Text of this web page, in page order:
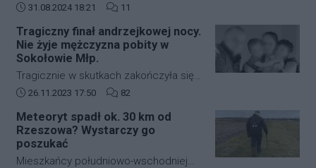
Rodzajów Sił Zbrojnych i wprowadza
strefę ograniczonej lotności EP R125.
duży pożar budynków mieszkalnych w
kardynała Karola Wojtyły na
rzeszowskim osiedlu Biała.
Data dodania artykułu:
31.08.2024 18:21 Liczba komentarzy artykułu:
11
Tragiczny finał andrzejkowej nocy.
Nie żyje mężczyzna pobity w
Sokołowie Młp.
Tragicznie w skutkach zakończyła się
andrzejkowa noc w Sokołowie Młp. W
mężczyzna. Zmarł w drodze do
szpitala.
Data dodania artykułu:
26.11.2023 17:50 Liczba komentarzy artykułu:
82
Meteoryt spadł ok. 30 km od
Rzeszowa? Wystarczy go
poszukać
Mieszkańcy południowo-wschodniej